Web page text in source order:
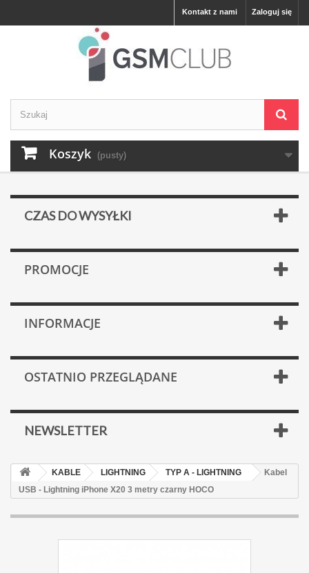
Zaloguj się
Kontakt z nami
Koszyk (pusty)
CZAS DO WYSYŁKI
PROMOCJE
INFORMACJE
OSTATNIO PRZEGLĄDANE
NEWSLETTER
KABLE LIGHTNING TYP A - LIGHTNING
Kabel
USB - Lightning iPhone X20 3 metry czarny HOCO